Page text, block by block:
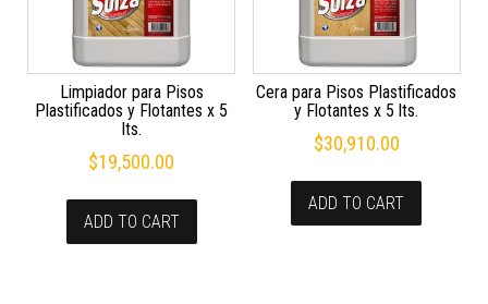
Limpiador para Pisos
Plastificados y Flotantes x 5
lts.
$19,500.00
ADD TO CART
Cera para Pisos Plastificados
y Flotantes x 5 lts.
$30,910.00
ADD TO CART